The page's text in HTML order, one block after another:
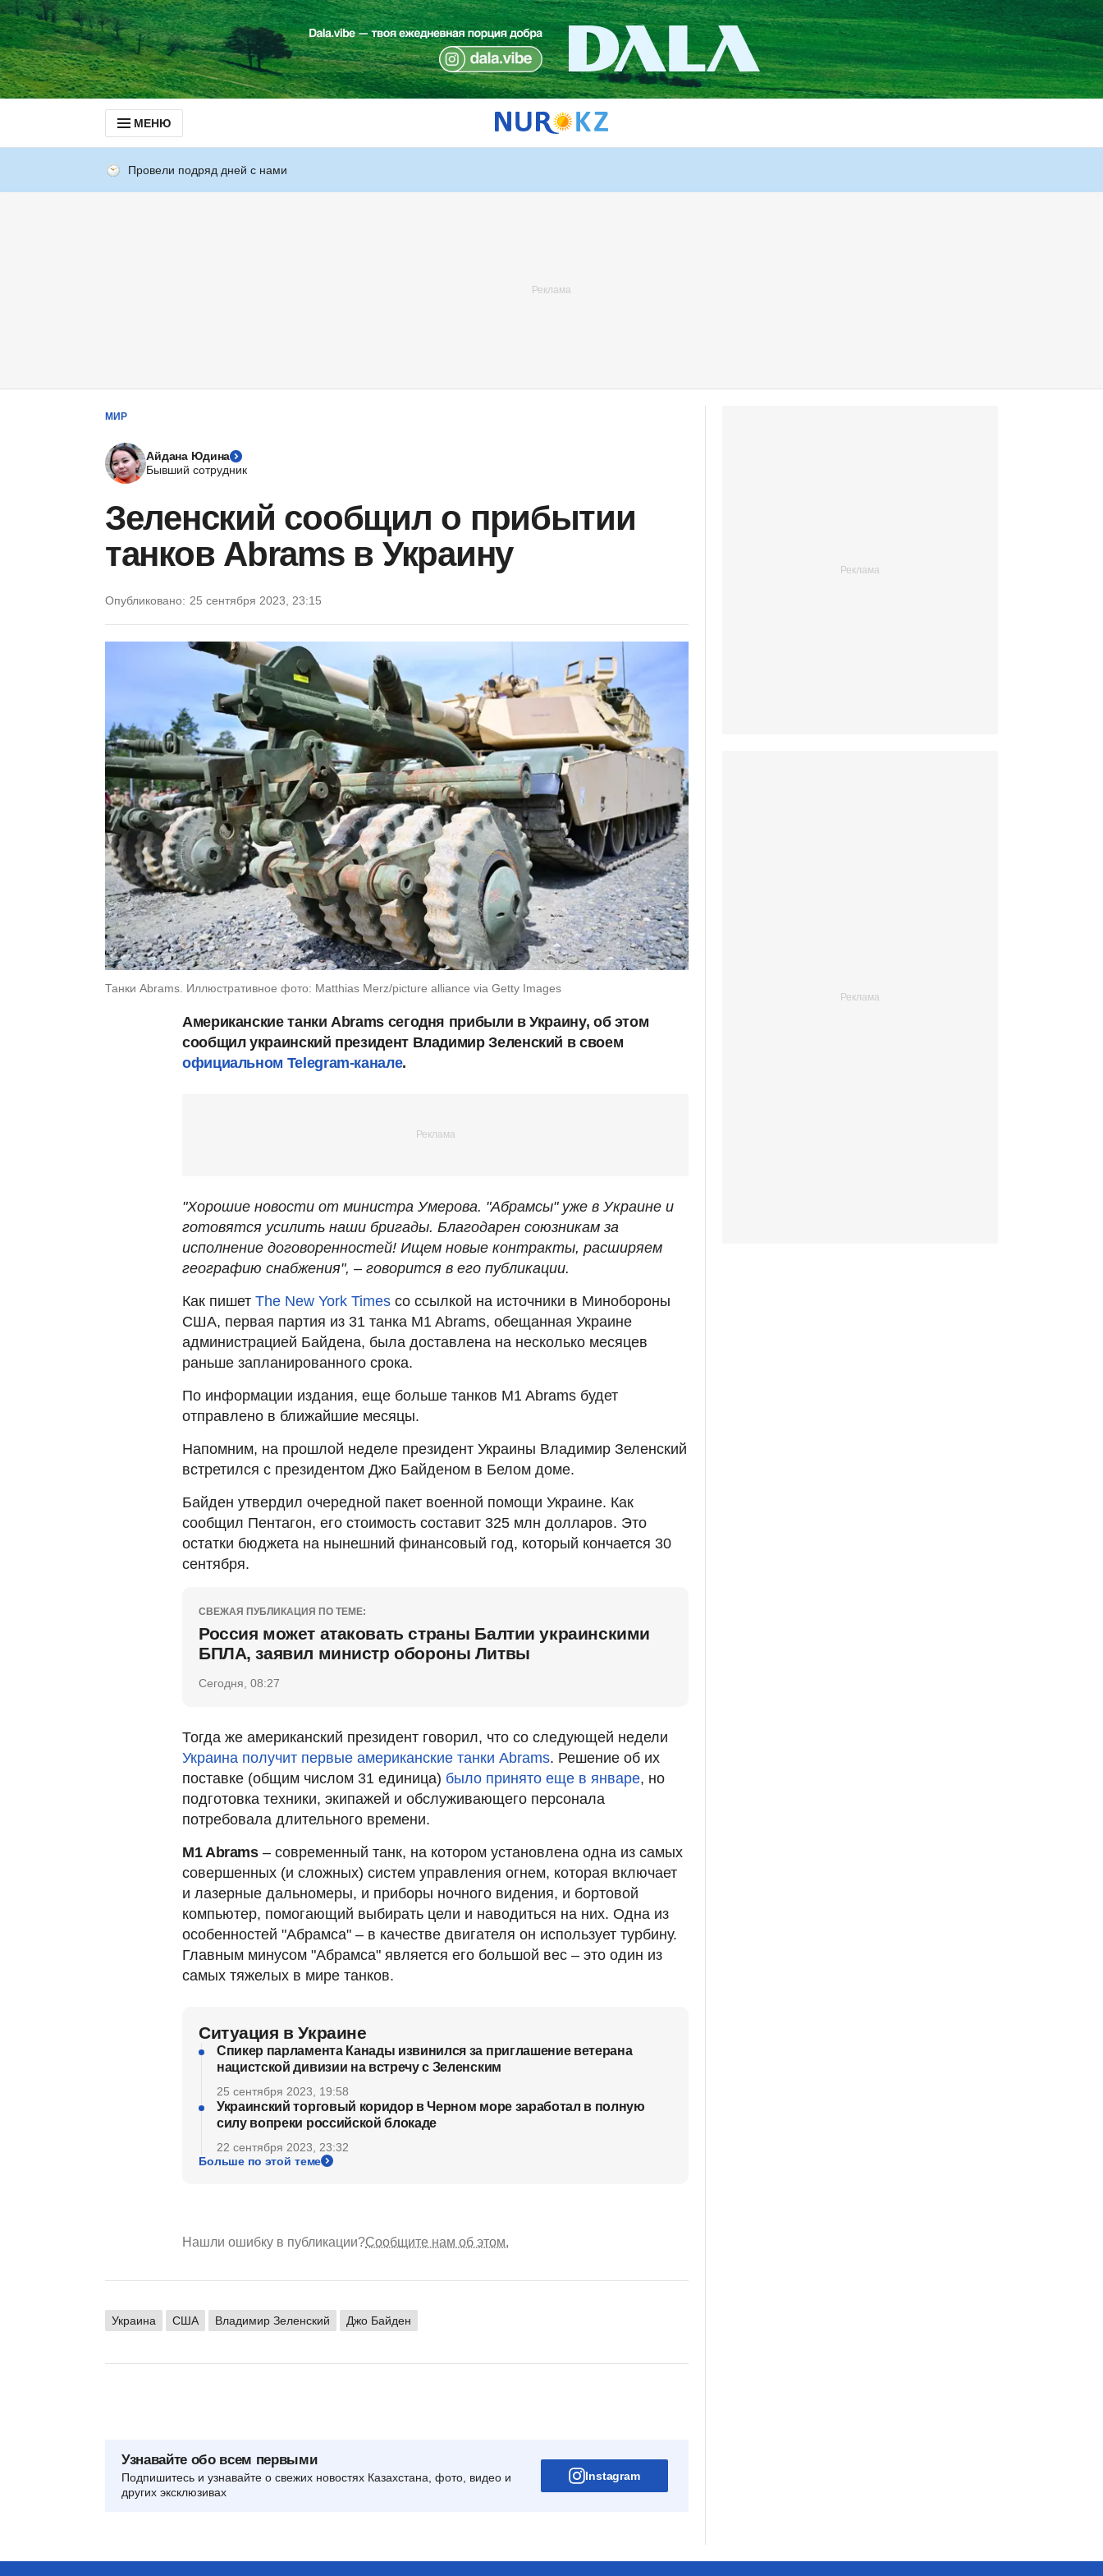
МЕНЮ
Провели подряд дней с нами
МИР
Айдана Юдина
Бывший сотрудник
Зеленский сообщил о прибытии
танков Abrams в Украину
Опубликовано: 25 сентября 2023, 23:15
Танки Abrams. Иллюстративное фото: Matthias Merz/picture alliance via Getty Images
Американские танки Abrams сегодня прибыли в Украину, об этом
сообщил украинский президент Владимир Зеленский в своем
официальном Telegram-канале.
"Хорошие новости от министра Умерова. "Абрамсы" уже в Украине и
готовятся усилить наши бригады. Благодарен союзникам за
исполнение договоренностей! Ищем новые контракты, расширяем
географию снабжения", – говорится в его публикации.
Как пишет The New York Times со ссылкой на источники в Минобороны
США, первая партия из 31 танка M1 Abrams, обещанная Украине
администрацией Байдена, была доставлена ​​на несколько месяцев
раньше запланированного срока.
По информации издания, еще больше танков M1 Abrams будет
отправлено в ближайшие месяцы.
Напомним, на прошлой неделе президент Украины Владимир Зеленский
встретился с президентом Джо Байденом в Белом доме.
Байден утвердил очередной пакет военной помощи Украине. Как
сообщил Пентагон, его стоимость составит 325 млн долларов. Это
остатки бюджета на нынешний финансовый год, который кончается 30
сентября.
СВЕЖАЯ ПУБЛИКАЦИЯ ПО ТЕМЕ:
Россия может атаковать страны Балтии украинскими
БПЛА, заявил министр обороны Литвы
Сегодня, 08:27
Тогда же американский президент говорил, что со следующей недели
Украина получит первые американские танки Abrams. Решение об их
поставке (общим числом 31 единица) было принято еще в январе, но
подготовка техники, экипажей и обслуживающего персонала
потребовала длительного времени.
M1 Abrams– современный танк, на котором установлена одна из самых
совершенных (и сложных) систем управления огнем, которая включает
и лазерные дальномеры, и приборы ночного видения, и бортовой
компьютер, помогающий выбирать цели и наводиться на них. Одна из
особенностей "Абрамса" – в качестве двигателя он использует турбину.
Главным минусом "Абрамса" является его большой вес – это один из
самых тяжелых в мире танков.
Ситуация в Украине
Спикер парламента Канады извинился за приглашение ветерана
нацистской дивизии на встречу с Зеленским
25 сентября 2023, 19:58
Украинский торговый коридор в Черном море заработал в полную
силу вопреки российской блокаде
22 сентября 2023, 23:32
Больше по этой теме
Нашли ошибку в публикации?Сообщите нам об этом.
Украина США Владимир Зеленский Джо Байден
Узнавайте обо всем первыми
Подпишитесь и узнавайте о свежих новостях Казахстана, фото, видео и
других эксклюзивах
Instagram